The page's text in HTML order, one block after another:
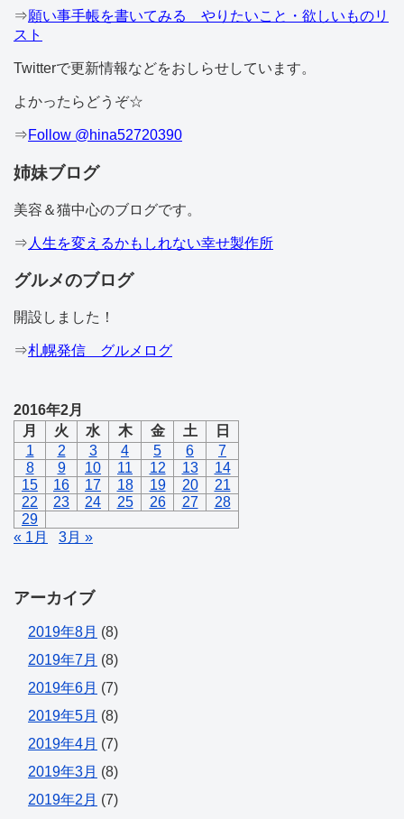
⇒願い事手帳を書いてみる やりたいこと・欲しいものリ
スト
Twitterで更新情報などをおしらせしています。
よかったらどうぞ☆
⇒Follow @hina52720390
姉妹ブログ
美容＆猫中心のブログです。
⇒ 人生を変えるかもしれない幸せ製作所
グルメのブログ
開設しました！
⇒札幌発信 グルメログ
2016年2月
月
火 水 木 金 土
日
1
2 3 4 5 6
7
8
9 10 11 12 13
14
15
16 17 18 19 20
21
22
23 24 25 26 27
28
29
« 1月
3月 »
アーカイブ
2019年8月 (8)
2019年7月 (8)
2019年6月 (7)
2019年5月 (8)
2019年4月 (7)
2019年3月 (8)
2019年2月 (7)